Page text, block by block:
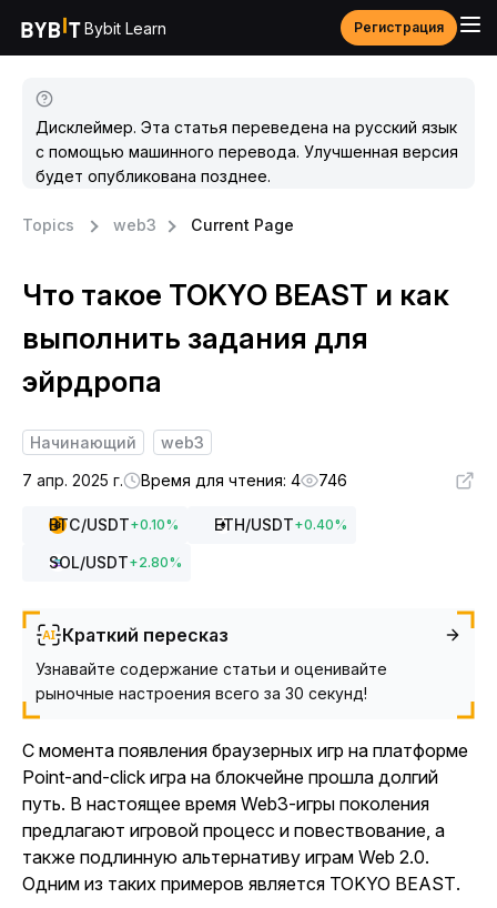
Bybit Learn Регистрация
Дисклеймер. Эта статья переведена на русский язык
с помощью машинного перевода. Улучшенная версия
будет опубликована позднее.
Topics web3 Current Page
Что такое TOKYO BEAST и как
выполнить задания для
эйрдропа
Начинающий
web3
7 апр. 2025 г.
Время для чтения: 4 746
BTC/USDT+0.10% ETH/USDT+0.40%
SOL/USDT+2.80%
Краткий пересказ
Узнавайте содержание статьи и оценивайте
рыночные настроения всего за 30 секунд!
С момента появления браузерных игр на платформе
Point-and-click игра на блокчейне прошла долгий
путь. В настоящее время Web3-игры поколения
предлагают игровой процесс и повествование, а
также подлинную альтернативу играм Web 2.0.
Одним из таких примеров является TOKYO BEAST.